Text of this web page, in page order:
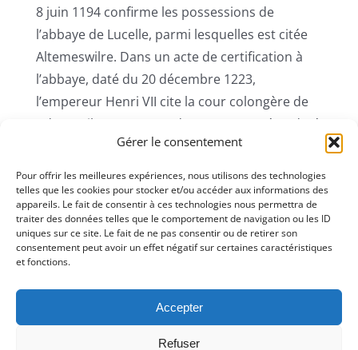
Gérer le consentement
Pour offrir les meilleures expériences, nous utilisons des technologies
telles que les cookies pour stocker et/ou accéder aux informations des
appareils. Le fait de consentir à ces technologies nous permettra de
traiter des données telles que le comportement de navigation ou les ID
uniques sur ce site. Le fait de ne pas consentir ou de retirer son
consentement peut avoir un effet négatif sur certaines caractéristiques
et fonctions.
Accepter
Refuser
8 juin 1194 confirme les possessions de
l’abbaye de Lucelle, parmi lesquelles est citée
Altemeswilre. Dans un acte de certification à
l’abbaye, daté du 20 décembre 1223,
l’empereur Henri VII cite la cour colongère de
Admeswilre ; un autre, du pape Honoré III, daté
du 9 mai 1224, fait mention de la grangia de
Attemiswilr.
Copyright 2021 |Mairie